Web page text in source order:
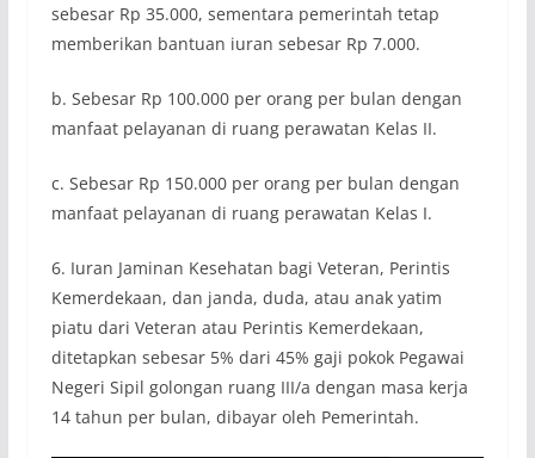
sebesar Rp 35.000, sementara pemerintah tetap
memberikan bantuan iuran sebesar Rp 7.000.
b. Sebesar Rp 100.000 per orang per bulan dengan
manfaat pelayanan di ruang perawatan Kelas II.
c. Sebesar Rp 150.000 per orang per bulan dengan
manfaat pelayanan di ruang perawatan Kelas I.
6. Iuran Jaminan Kesehatan bagi Veteran, Perintis
Kemerdekaan, dan janda, duda, atau anak yatim
piatu dari Veteran atau Perintis Kemerdekaan,
ditetapkan sebesar 5% dari 45% gaji pokok Pegawai
Negeri Sipil golongan ruang III/a dengan masa kerja
14 tahun per bulan, dibayar oleh Pemerintah.